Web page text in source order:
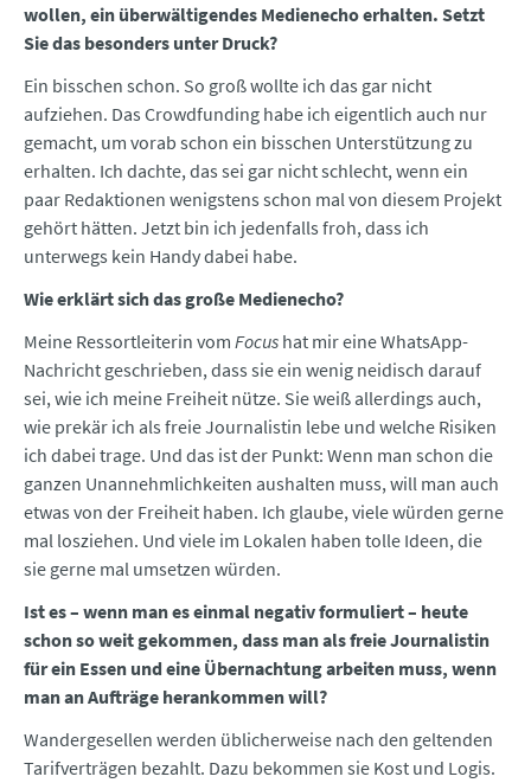
wollen, ein überwältigendes Medienecho erhalten. Setzt
Sie das besonders unter Druck?
Ein bisschen schon. So groß wollte ich das gar nicht
aufziehen. Das Crowdfunding habe ich eigentlich auch nur
gemacht, um vorab schon ein bisschen Unterstützung zu
erhalten. Ich dachte, das sei gar nicht schlecht, wenn ein
paar Redaktionen wenigstens schon mal von diesem Projekt
gehört hätten. Jetzt bin ich jedenfalls froh, dass ich
unterwegs kein Handy dabei habe.
Wie erklärt sich das große Medienecho?
Meine Ressortleiterin vom Focus hat mir eine WhatsApp-
Nachricht geschrieben, dass sie ein wenig neidisch darauf
sei, wie ich meine Freiheit nütze. Sie weiß allerdings auch,
wie prekär ich als freie Journalistin lebe und welche Risiken
ich dabei trage. Und das ist der Punkt: Wenn man schon die
ganzen Unannehmlichkeiten aushalten muss, will man auch
etwas von der Freiheit haben. Ich glaube, viele würden gerne
mal losziehen. Und viele im Lokalen haben tolle Ideen, die
sie gerne mal umsetzen würden.
Ist es – wenn man es einmal negativ formuliert – heute
schon so weit gekommen, dass man als freie Journalistin
für ein Essen und eine Übernachtung arbeiten muss, wenn
man an Aufträge herankommen will?
Wandergesellen werden üblicherweise nach den geltenden
Tarifverträgen bezahlt. Dazu bekommen sie Kost und Logis.